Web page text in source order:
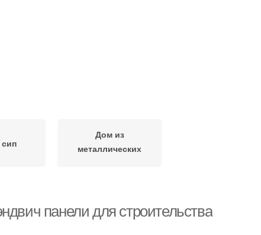
Дом из
металлических
панели для строительства